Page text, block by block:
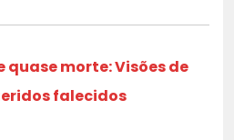
quase morte: Visões de
falecidos